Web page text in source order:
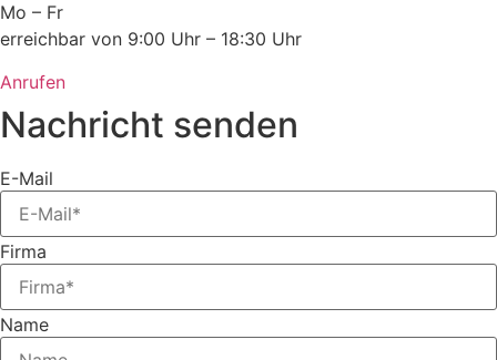
Mo – Fr
erreichbar von 9:00 Uhr – 18:30 Uhr
Anrufen
Nachricht senden
E-Mail
Firma
Name